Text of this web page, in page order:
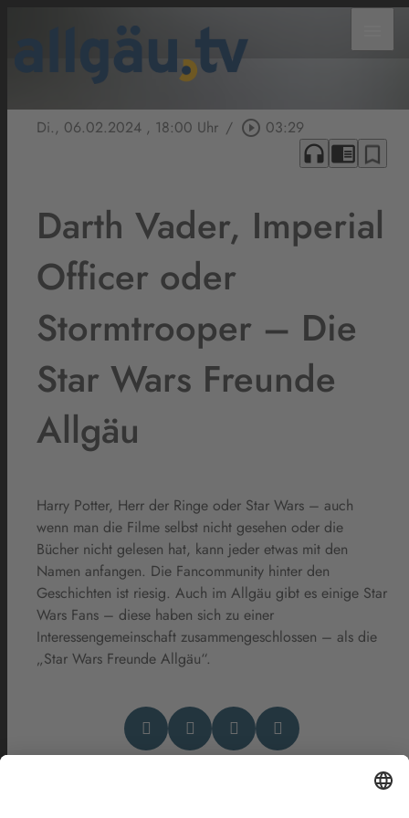
Di., 06.02.2024 , 18:00 Uhr / play_circle_outline 03:29
headphones chrome_reader_mode bookmark_border
Darth Vader, Imperial
Officer oder
Stormtrooper – Die
Star Wars Freunde
Allgäu
Harry Potter, Herr der Ringe oder Star Wars – auch
wenn man die Filme selbst nicht gesehen oder die
Bücher nicht gelesen hat, kann jeder etwas mit den
Namen anfangen. Die Fancommunity hinter den
Geschichten ist riesig. Auch im Allgäu gibt es einige Star
Wars Fans – diese haben sich zu einer
Interessengemeinschaft zusammengeschlossen – als die
„Star Wars Freunde Allgäu“.